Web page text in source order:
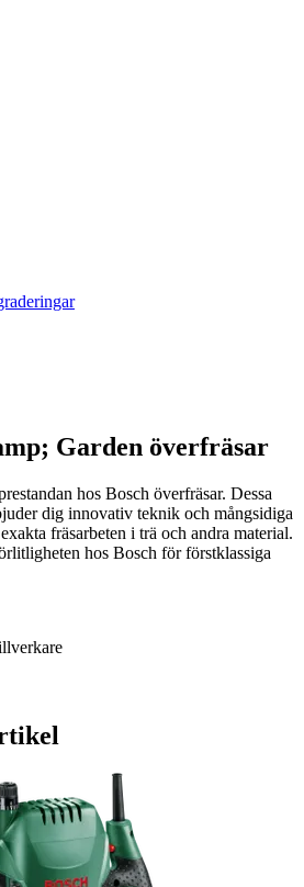
Garden överfräsar
hos Bosch överfräsar. Dessa
dig innovativ teknik och mångsidiga
fräsarbeten i trä och andra material.
hos Bosch för förstklassiga